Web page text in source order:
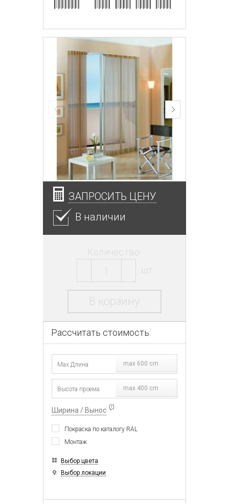
ЗАПРОСИТЬ ЦЕНУ
В наличии
Количество:
шт.
В корзину
Рассчитать стоимость:
max 600 cm
max 400 cm
Ширина / Вынос
Покраска по каталогу RAL
Монтаж
Выбор цвета
Выбор локации